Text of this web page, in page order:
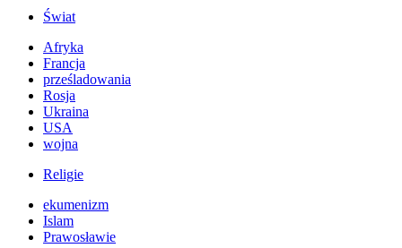
Świat
Afryka
Francja
prześladowania
Rosja
Ukraina
USA
wojna
Religie
ekumenizm
Islam
Prawosławie